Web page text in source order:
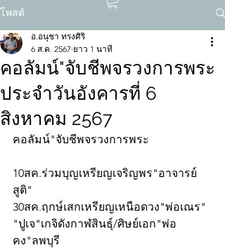
โพสต์
คอลัมน์"จับชีพจรวงการพระ
ประจำวันอังคารที่ 6
สิงหาคม 2567
อ.อนุชา ทรงศิริ
6 ส.ค. 2567 ยาว 1 นาที
คอลัมน์"จับชีพจรวงการพระ
10สค.ร่วมบุญเหรียญเจริญพร"อาจารย์
สูติ"
30สค.ฤกษ์เสกเหรียญเหนือดวง"พ่อเณร"
"ปูเจ"เกจิดังกาฬสินธุ์/ศิษย์เอก"พ่อ
คง"ลพบุรี